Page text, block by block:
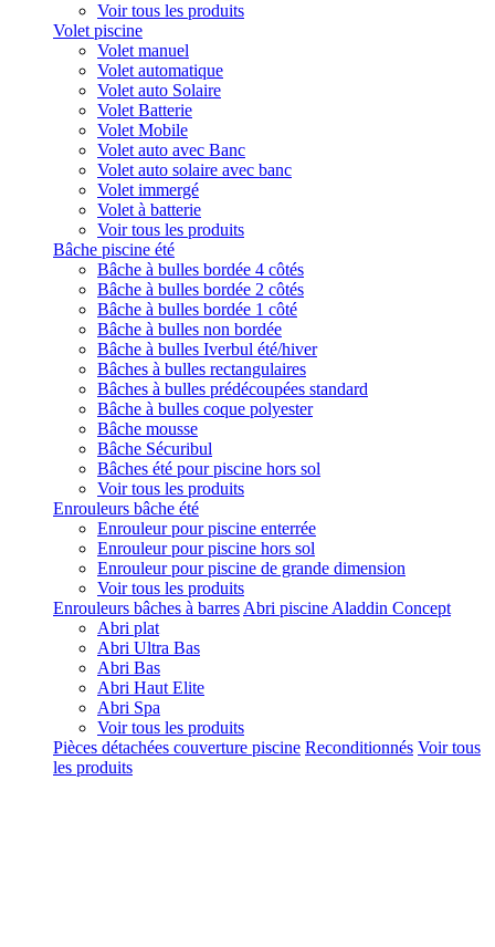
Voir tous les produits
Volet piscine
Volet manuel
Volet automatique
Volet auto Solaire
Volet Batterie
Volet Mobile
Volet auto avec Banc
Volet auto solaire avec banc
Volet immergé
Volet à batterie
Voir tous les produits
Bâche piscine été
Bâche à bulles bordée 4 côtés
Bâche à bulles bordée 2 côtés
Bâche à bulles bordée 1 côté
Bâche à bulles non bordée
Bâche à bulles Iverbul été/hiver
Bâches à bulles rectangulaires
Bâches à bulles prédécoupées standard
Bâche à bulles coque polyester
Bâche mousse
Bâche Sécuribul
Bâches été pour piscine hors sol
Voir tous les produits
Enrouleurs bâche été
Enrouleur pour piscine enterrée
Enrouleur pour piscine hors sol
Enrouleur pour piscine de grande dimension
Voir tous les produits
Enrouleurs bâches à barres Abri piscine Aladdin Concept
Abri plat
Abri Ultra Bas
Abri Bas
Abri Haut Elite
Abri Spa
Voir tous les produits
Pièces détachées couverture piscine Reconditionnés Voir tous
les produits